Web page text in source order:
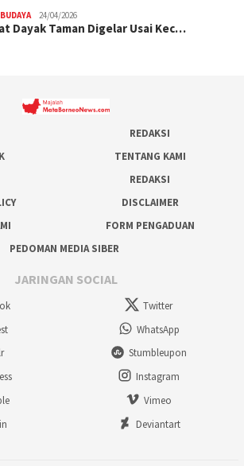
24/04/2026
Dayak Taman Digelar Usai Kec…
REDAKSI
TENTANG KAMI
REDAKSI
DISCLAIMER
FORM PENGADUAN
PEDOMAN MEDIA SIBER
JARINGAN SOCIAL
Twitter
WhatsApp
Stumbleupon
Instagram
Vimeo
Deviantart